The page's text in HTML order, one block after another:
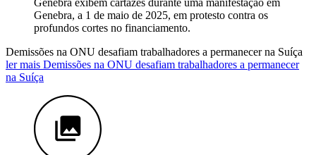
Demissões na ONU desafiam trabalhadores a permanecer na Suíça
ler mais Demissões na ONU desafiam trabalhadores a permanecer
na Suíça